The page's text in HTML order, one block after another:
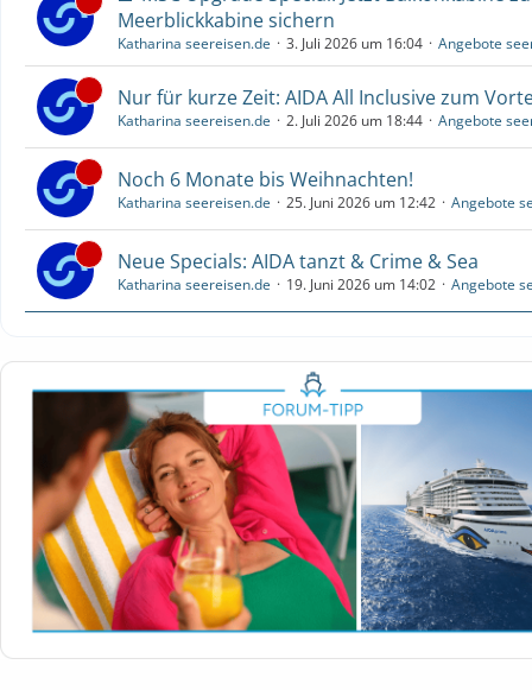
Meerblickkabine sichern
Katharina seereisen.de 3. Juli 2026 um 16:04 Angebote
Nur für kurze Zeit: AIDA All Inclusive zum
Katharina seereisen.de 2. Juli 2026 um 18:44 Angebote
Noch 6 Monate bis Weihnachten!
Katharina seereisen.de 25. Juni 2026 um 12:42 Angebote
Neue Specials: AIDA tanzt & Crime & Sea
Katharina seereisen.de 19. Juni 2026 um 14:02 Angebote